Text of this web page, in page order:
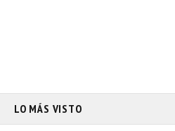
LO MÁS VISTO